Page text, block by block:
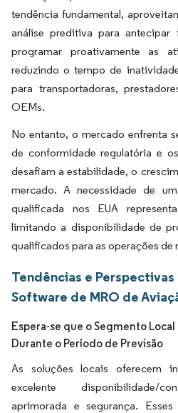
tendência fundamental,
análise preditiva para antecipar
programar proativamente as
reduzindo o tempo de
para transportadoras,
OEMs.
No entanto, o mercado enfrenta
de conformidade regulatória e
desafiam a estabilidade, o
mercado. A necessidade de
qualificada nos EUA
limitando a disponibilidade de
qualificados para as operações de
Tendências e
Software de MRO de
Espera-se que o Segmento
Durante o Período de Previsão
As soluções locais oferecem
excelente disponibilidade/
aprimorada e segurança.